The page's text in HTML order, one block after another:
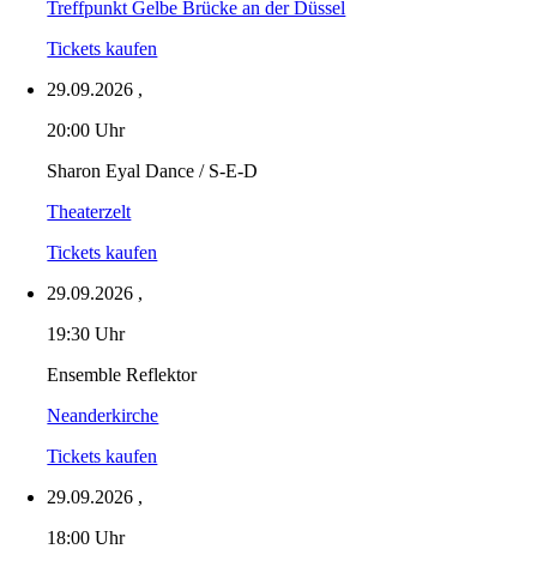
Treffpunkt Gelbe Brücke an der Düssel
Tickets kaufen
29.09.2026 ,
20:00 Uhr
Sharon Eyal Dance / S-E-D
Theaterzelt
Tickets kaufen
29.09.2026 ,
19:30 Uhr
Ensemble Reflektor
Neanderkirche
Tickets kaufen
29.09.2026 ,
18:00 Uhr